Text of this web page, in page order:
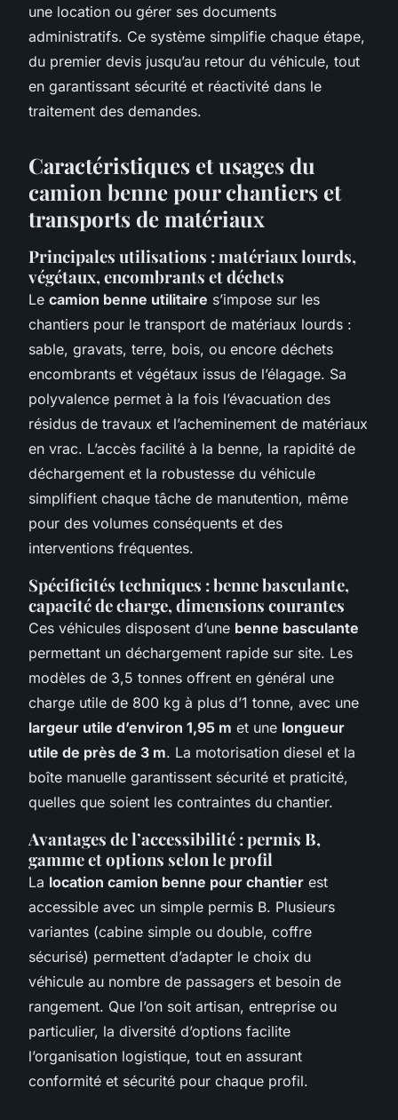
une location ou gérer ses documents
administratifs. Ce système simplifie chaque étape,
du premier devis jusqu’au retour du véhicule, tout
en garantissant sécurité et réactivité dans le
traitement des demandes.
Caractéristiques et usages du
camion benne pour chantiers et
transports de matériaux
Principales utilisations : matériaux lourds,
végétaux, encombrants et déchets
Le camion benne utilitaire s’impose sur les
chantiers pour le transport de matériaux lourds :
sable, gravats, terre, bois, ou encore déchets
encombrants et végétaux issus de l’élagage. Sa
polyvalence permet à la fois l’évacuation des
résidus de travaux et l’acheminement de matériaux
en vrac. L’accès facilité à la benne, la rapidité de
déchargement et la robustesse du véhicule
simplifient chaque tâche de manutention, même
pour des volumes conséquents et des
interventions fréquentes.
Spécificités techniques : benne basculante,
capacité de charge, dimensions courantes
Ces véhicules disposent d’une benne basculante
permettant un déchargement rapide sur site. Les
modèles de 3,5 tonnes offrent en général une
charge utile de 800 kg à plus d’1 tonne, avec une
largeur utile d’environ 1,95 m et une longueur
utile de près de 3 m. La motorisation diesel et la
boîte manuelle garantissent sécurité et praticité,
quelles que soient les contraintes du chantier.
Avantages de l’accessibilité : permis B,
gamme et options selon le profil
La location camion benne pour chantier est
accessible avec un simple permis B. Plusieurs
variantes (cabine simple ou double, coffre
sécurisé) permettent d’adapter le choix du
véhicule au nombre de passagers et besoin de
rangement. Que l’on soit artisan, entreprise ou
particulier, la diversité d’options facilite
l’organisation logistique, tout en assurant
conformité et sécurité pour chaque profil.